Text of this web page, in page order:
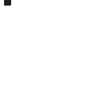
Részletek